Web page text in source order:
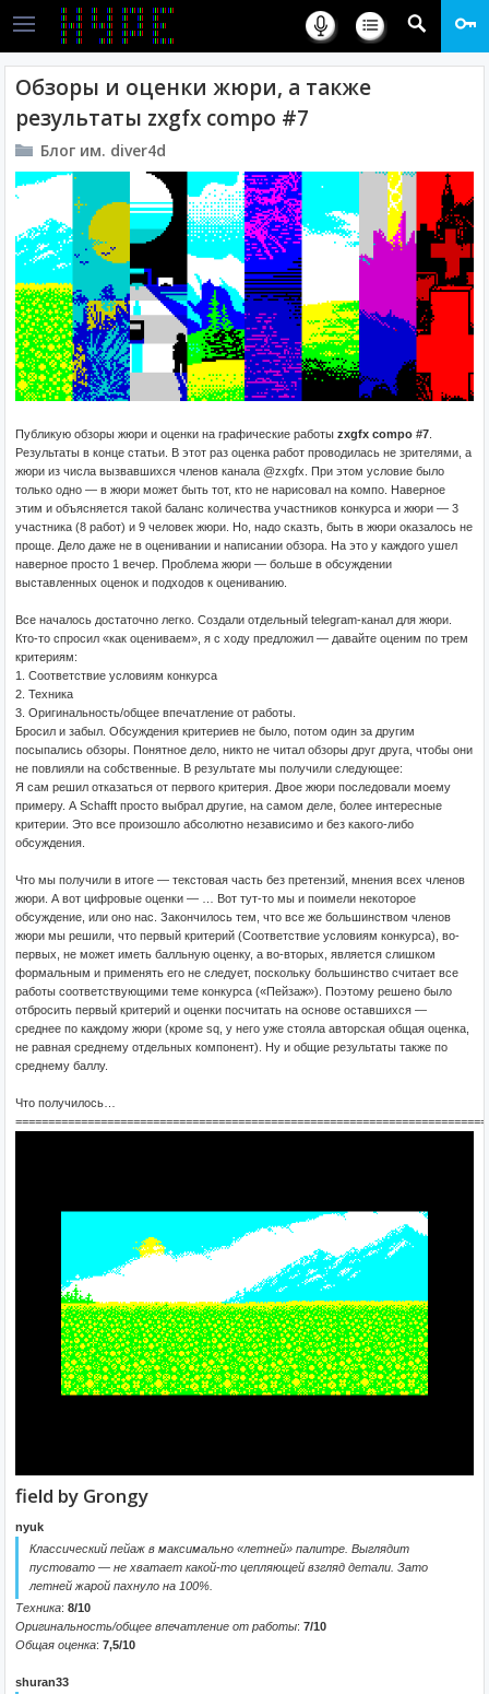
Обзоры и оценки жюри, а также
результаты zxgfx compo #7
Блог им. diver4d
Публикую обзоры жюри и оценки на графические работы zxgfx compo #7
Результаты в конце статьи. В этот раз оценка работ проводилась не зрителями, а
жюри из числа вызвавшихся членов канала @zxgfx. При этом условие было
только одно — в жюри может быть тот, кто не нарисовал на компо. Наверное
этим и объясняется такой баланс количества участников конкурса и жюри — 3
участника (8 работ) и 9 человек жюри. Но, надо сказть, быть в жюри оказалось не
проще. Дело даже не в оценивании и написании обзора. На это у каждого ушел
наверное просто 1 вечер. Проблема жюри — больше в обсуждении
выставленных оценок и подходов к оцениванию.
Все началось достаточно легко. Создали отдельный telegram-канал для жюри.
Кто-то спросил «как оцениваем», я с ходу предложил — давайте оценим по трем
критериям:
1. Соответствие условиям конкурса
2. Техника
3. Оригинальность/общее впечатление от работы.
Бросил и забыл. Обсуждения критериев не было, потом один за другим
посыпались обзоры. Понятное дело, никто не читал обзоры друг друга, чтобы они
не повлияли на собственные. В результате мы получили следующее:
Я сам решил отказаться от первого критерия. Двое жюри последовали моему
примеру. А Schafft просто выбрал другие, на самом деле, более интересные
критерии. Это все произошло абсолютно независимо и без какого-либо
обсуждения.
Что мы получили в итоге — текстовая часть без претензий, мнения всех членов
жюри. А вот цифровые оценки — … Вот тут-то мы и поимели некоторое
обсуждение, или оно нас. Закончилось тем, что все же большинством членов
жюри мы решили, что первый критерий (Соответствие условиям конкурса), во-
первых, не может иметь балльную оценку, а во-вторых, является слишком
формальным и применять его не следует, поскольку большинство считает все
работы соответствующими теме конкурса («Пейзаж»). Поэтому решено было
отбросить первый критерий и оценки посчитать на основе оставшихся —
среднее по каждому жюри (кроме sq, у него уже стояла авторская общая оценка,
не равная среднему отдельных компонент). Ну и общие результаты также по
среднему баллу.
Что получилось…
field by Grongy
nyuk
Классический пейаж в максимально «летней» палитре. Выглядит
пустовато — не хватает какой-то цепляющей взгляд детали. Зато
летней жарой пахнуло на 100%.
Техника: 8/10
Оригинальность/общее впечатление от работы: 7/10
Общая оценка: 7,5/10
shuran33